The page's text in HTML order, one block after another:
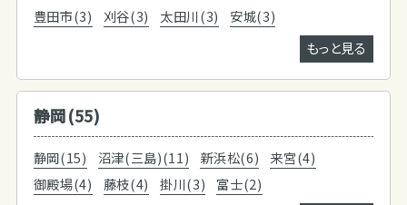
豊田市(3)
刈谷(3) 太田川(3)
安城(3)
もっと見る
静岡(55)
静岡(15) 沼津(三島)(11) 新浜松(6)
来宮(4)
御殿場(4)
藤枝(4) 掛川(3)
富士(2)